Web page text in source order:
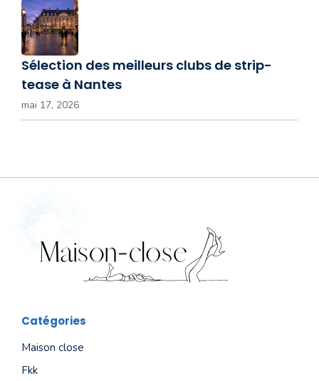
Sélection des meilleurs clubs de strip-
tease à Nantes
mai 17, 2026
Catégories
Maison close
Fkk